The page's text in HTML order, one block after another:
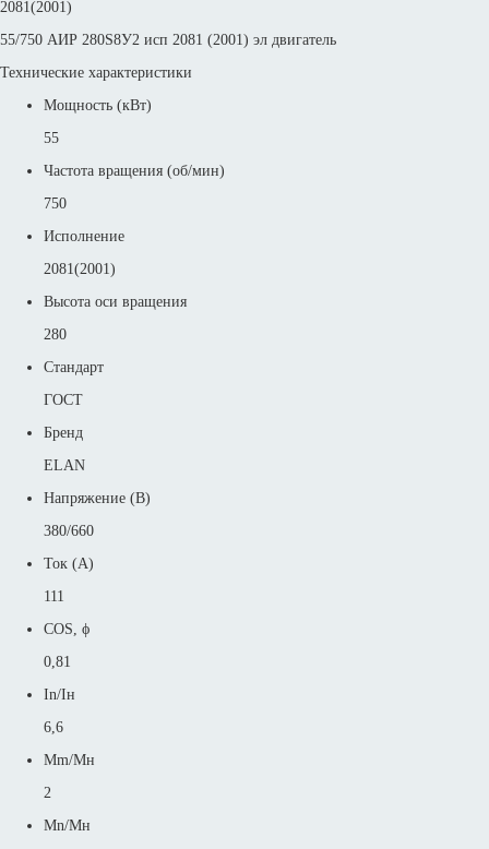
2081(2001)
55/750 АИР 280S8У2 исп 2081 (2001) эл двигатель
Технические характеристики
Мощность (кВт)
55
Частота вращения (об/мин)
750
Исполнение
2081(2001)
Высота оси вращения
280
Стандарт
ГОСТ
Бренд
ELAN
Напряжение (В)
380/660
Ток (А)
111
COS, ϕ
0,81
In/Iн
6,6
Mm/Mн
2
Mn/Mн